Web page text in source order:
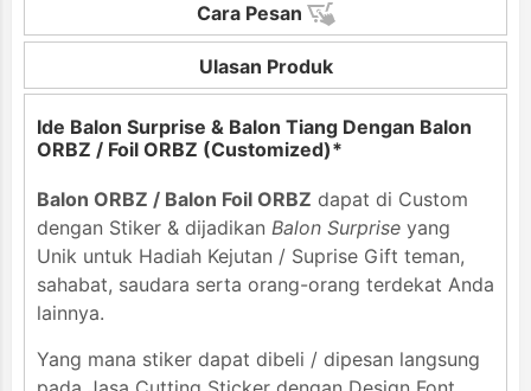
Ide Balon Surprise & Balon Tiang Dengan Balon
ORBZ / Foil ORBZ (Customized)*
Balon ORBZ / Balon Foil ORBZ dapat di Custom
dengan Stiker & dijadikan Balon Surprise yang
Unik untuk Hadiah Kejutan / Suprise Gift teman,
sahabat, saudara serta orang-orang terdekat Anda
lainnya.
Yang mana stiker dapat dibeli / dipesan langsung
Cara Pesan
Ulasan Produk